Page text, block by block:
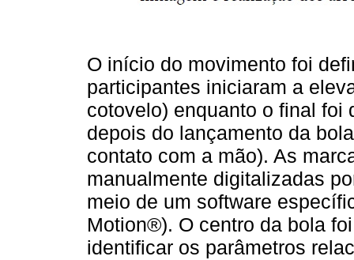
O início do movimento foi
participantes iniciaram a
cotovelo) enquanto o final foi
depois do lançamento da
contato com a mão). As
manualmente digitalizadas
meio de um software
Motion®). O centro da bola
identificar os parâmetros